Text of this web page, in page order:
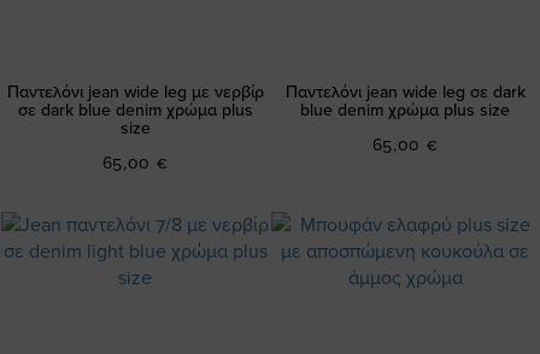
Παντελόνι jean wide leg με νερβίρ
σε dark blue denim χρώμα plus
size
65,00 €
Παντελόνι jean wide leg σε dark
blue denim χρώμα plus size
65,00 €